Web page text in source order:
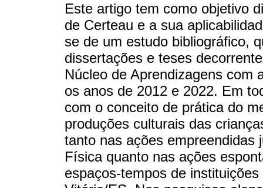
Este artigo tem como objetivo
de Certeau e a sua
se de um estudo bibliográfico,
dissertações e teses
Núcleo de Aprendizagens com
os anos de 2012 e 2022. Em
com o conceito de prática do
produções culturais das
tanto nas ações empreendidas
Física quanto nas ações
espaços-tempos de